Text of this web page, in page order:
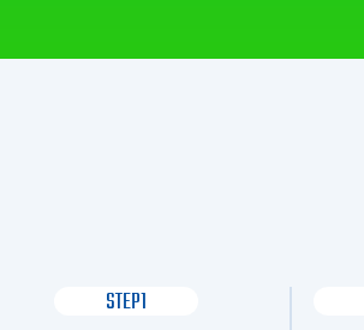
STEP1